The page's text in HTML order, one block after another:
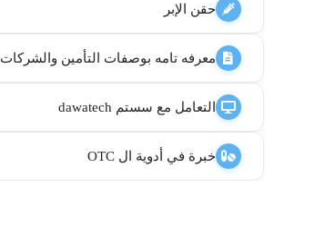
حقن الإبر
معرفه تامه بوصفات التأمين والشركات
التعامل مع سستم dawatech
خبرة في أدوية ال OTC